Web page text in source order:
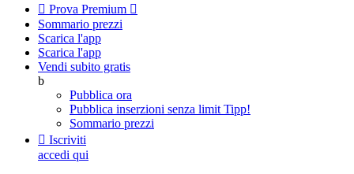
 Prova Premium 
Sommario prezzi
Scarica l'app
Scarica l'app
Vendi subito gratis
b
Pubblica ora
Pubblica inserzioni senza limit Tipp!
Sommario prezzi
 Iscriviti
accedi qui